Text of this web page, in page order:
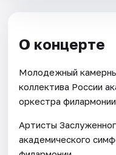
О концерте
Молодежный
коллектива России
оркестра
Артисты
академического